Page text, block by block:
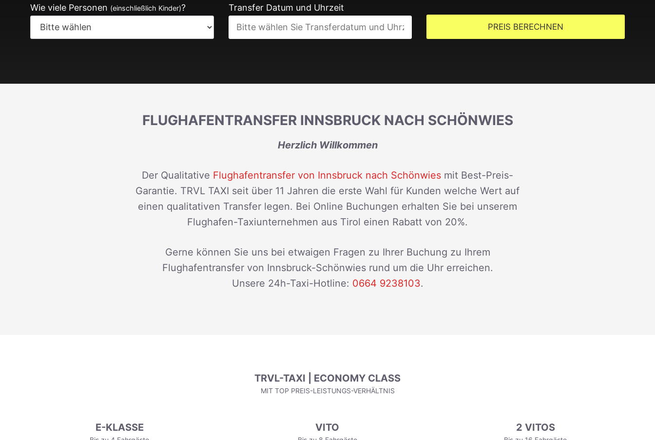
Wie viele Personen (einschließlich Kinder)? Transfer Datum und Uhrzeit
PREIS BERECHNEN
FLUGHAFENTRANSFER INNSBRUCK NACH SCHÖNWIES
Herzlich Willkommen
Der Qualitative Flughafentransfer von Innsbruck nach Schönwies mit Best-Preis-
Garantie. TRVL TAXI seit über 11 Jahren die erste Wahl für Kunden welche Wert auf
einen qualitativen Transfer legen. Bei Online Buchungen erhalten Sie bei unserem
Flughafen-Taxiunternehmen aus Tirol einen Rabatt von 20%.
Gerne können Sie uns bei etwaigen Fragen zu Ihrer Buchung zu Ihrem
Flughafentransfer von Innsbruck-Schönwies rund um die Uhr erreichen.
Unsere 24h-Taxi-Hotline: 0664 9238103.
TRVL-TAXI | ECONOMY CLASS
MIT TOP PREIS-LEISTUNGS-VERHÄLTNIS
E-KLASSE VITO 2 VITOS